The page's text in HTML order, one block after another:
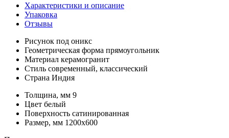
Характеристики и описание
Упаковка
Отзывы
Рисунок под оникс
Геометрическая форма прямоугольник
Материал керамогранит
Стиль современный, классический
Страна Индия
Толщина, мм 9
Цвет белый
Поверхность сатинированная
Размер, мм 1200х600